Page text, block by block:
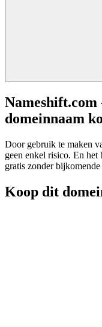
Nameshift.com
domeinnaam
Door gebruik te maken
geen enkel risico. En het
gratis zonder bijkomende
Koop dit